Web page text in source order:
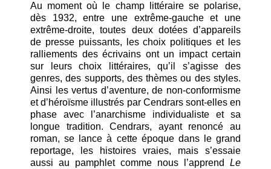
Au moment où le champ littéraire se polarise,
dès 1932, entre une extrême-gauche et une
extrême-droite, toutes deux dotées d’appareils
de presse puissants, les choix politiques et les
ralliements des écrivains ont un impact certain
sur leurs choix littéraires, qu’il s’agisse des
genres, des supports, des thèmes ou des styles.
Ainsi les vertus d’aventure, de non-conformisme
et d’héroïsme illustrés par Cendrars sont-elles en
phase avec l’anarchisme individualiste et sa
longue tradition. Cendrars, ayant renoncé au
roman, se lance à cette époque dans le grand
reportage, les histoires vraies, mais s’essaie
aussi au pamphlet comme nous l’apprend Le